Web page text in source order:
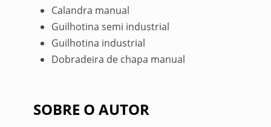
Calandra manual
Guilhotina semi industrial
Guilhotina industrial
Dobradeira de chapa manual
SOBRE O AUTOR